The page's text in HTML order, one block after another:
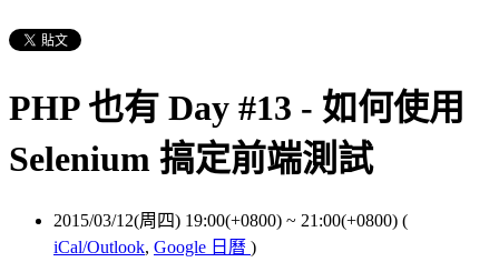
PHP 也有 Day #13 - 如何使用
Selenium 搞定前端測試
2015/03/12(周四) 19:00(+0800) ~ 21:00(+0800) (
iCal/Outlook, Google 日曆 )